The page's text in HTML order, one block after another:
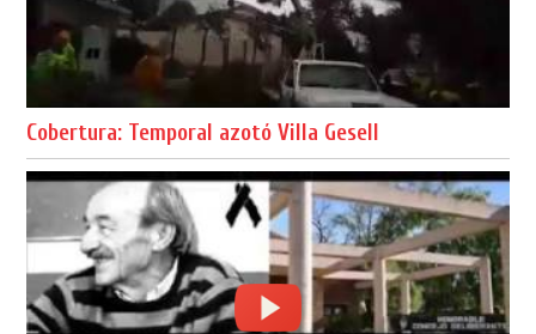
Cobertura: Temporal azotó Villa Gesell